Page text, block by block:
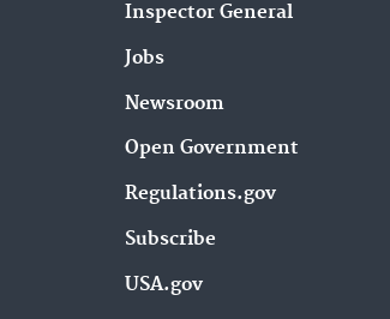
Inspector General
Jobs
Newsroom
Open Government
Regulations.gov
Subscribe
USA.gov